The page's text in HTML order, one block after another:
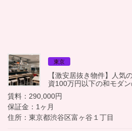
東京
【激安居抜き物件】人気
資100万円以下の和モダン
賃料：290,000円
保証金：1ヶ月
住所：東京都渋谷区富ヶ谷１丁目